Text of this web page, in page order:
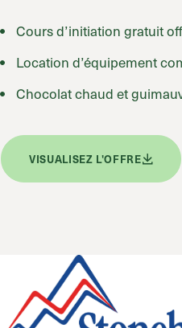
Cours d’initiation gratuit
Location d’équipement
Chocolat chaud et
VISUALISEZ L'OFFRE